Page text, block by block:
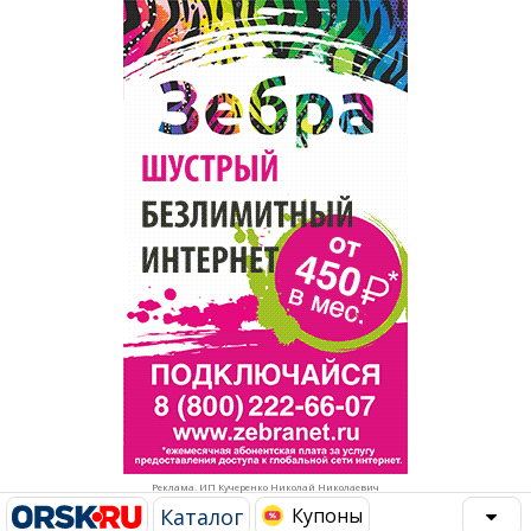
Реклама. ИП Кучеренко Николай Николаевич
Каталог Купоны
Рестораны, кафе, бары
Развлечения и отдых
Спорт Фитнес
Недвижимость
Красота Косметология
Торговля
Бизнес и финансы
Юристы, Экспертиза, Страхование
Ремонт
Социальные организации
Это интересно
Администрация
Популярное →